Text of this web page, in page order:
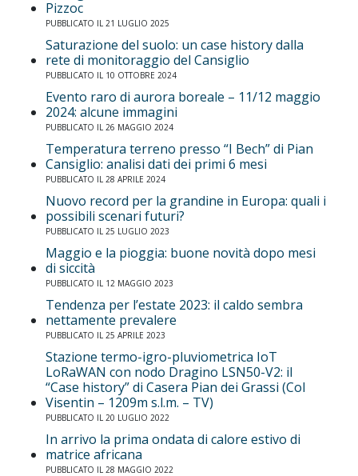
Pizzoc
PUBBLICATO IL 21 LUGLIO 2025
Saturazione del suolo: un case history dalla
rete di monitoraggio del Cansiglio
PUBBLICATO IL 10 OTTOBRE 2024
Evento raro di aurora boreale – 11/12 maggio
2024: alcune immagini
PUBBLICATO IL 26 MAGGIO 2024
Temperatura terreno presso “I Bech” di Pian
Cansiglio: analisi dati dei primi 6 mesi
PUBBLICATO IL 28 APRILE 2024
Nuovo record per la grandine in Europa: quali i
possibili scenari futuri?
PUBBLICATO IL 25 LUGLIO 2023
Maggio e la pioggia: buone novità dopo mesi
di siccità
PUBBLICATO IL 12 MAGGIO 2023
Tendenza per l’estate 2023: il caldo sembra
nettamente prevalere
PUBBLICATO IL 25 APRILE 2023
Stazione termo-igro-pluviometrica IoT
LoRaWAN con nodo Dragino LSN50-V2: il
“Case history” di Casera Pian dei Grassi (Col
Visentin – 1209m s.l.m. – TV)
PUBBLICATO IL 20 LUGLIO 2022
In arrivo la prima ondata di calore estivo di
matrice africana
PUBBLICATO IL 28 MAGGIO 2022